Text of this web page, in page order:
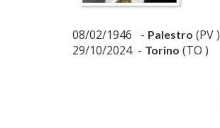
08/02/1946 - Palestro (PV )
29/10/2024 - Torino (TO )